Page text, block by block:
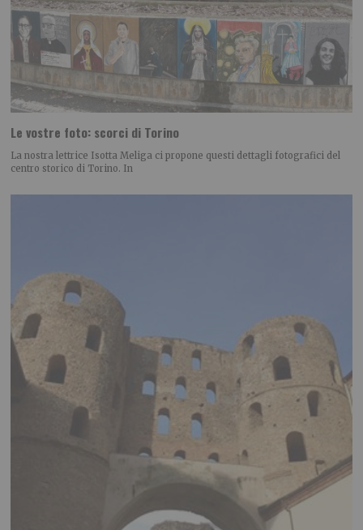
Le vostre foto: scorci di Torino
La nostra lettrice Isotta Meliga ci propone questi dettagli fotografici del
centro storico di Torino. In